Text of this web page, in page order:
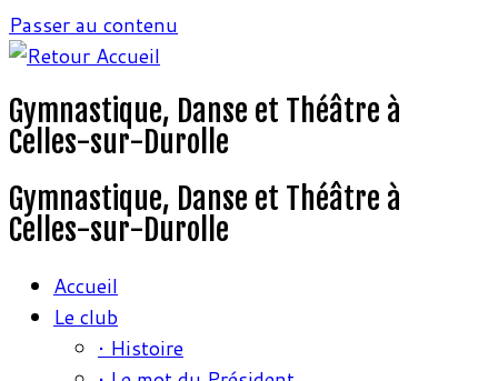
Passer au contenu
Gymnastique, Danse et Théâtre à
Celles-sur-Durolle
Gymnastique, Danse et Théâtre à
Celles-sur-Durolle
Accueil
Le club
• Histoire